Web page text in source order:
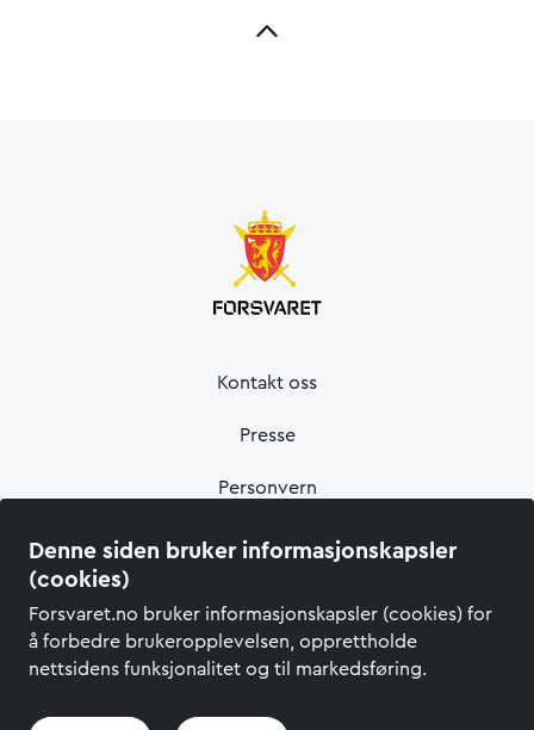
Denne siden bruker informasjonskapsler
(cookies)
Forsvaret.no bruker informasjonskapsler (cookies) for
å forbedre brukeropplevelsen, opprettholde
nettsidens funksjonalitet og til markedsføring.
Kontakt oss
Presse
Personvern
Informasjonskapsler